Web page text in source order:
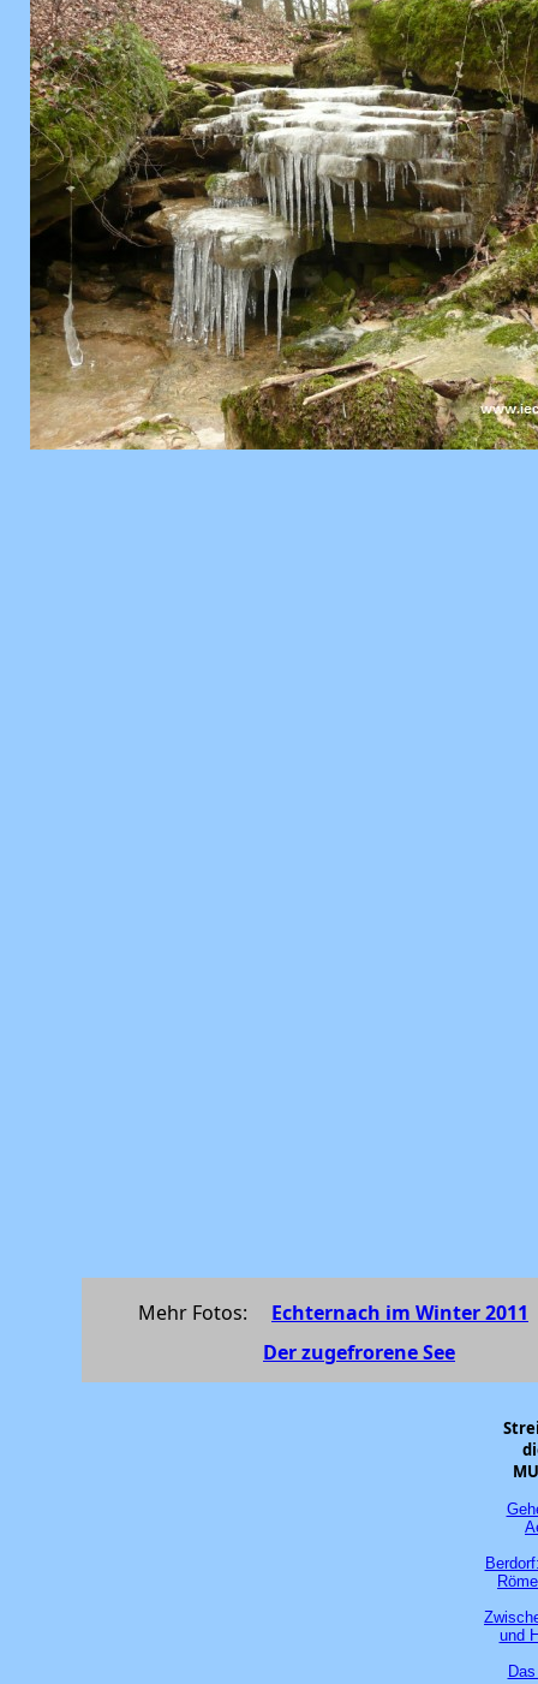
und
Mehr Fotos: Echternach im Winter 2011
Der zugefrorene See